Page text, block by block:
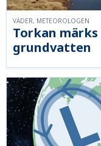
Torkan
grundvatten
VÄDER, METEOROLOGEN